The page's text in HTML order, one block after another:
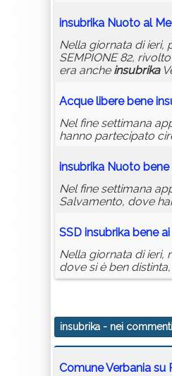
insubrika Nuoto al
Nella giornata di ieri,
SEMPIONE 82,
era anche insubrika
Acque libere bene
Nel fine settimana
hanno partecipato
insubrika Nuoto
Nel fine settimana
Salvamento, dove
SSD insubrika bene
Nella giornata di ieri,
dove si è ben
insubrika - nei commenti
Comune Verbania su